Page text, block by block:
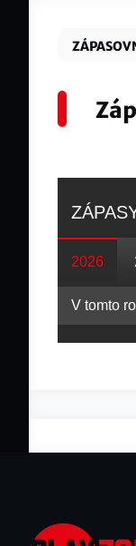
2026
V tomto